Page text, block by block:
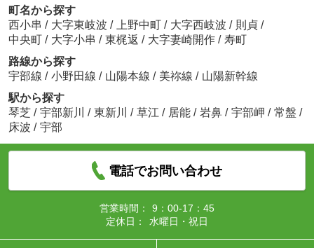
町名から探す
西小串 / 大字東岐波 / 上野中町 / 大字西岐波 / 則貞 /
中央町 / 大字小串 / 東梶返 / 大字妻崎開作 / 寿町
路線から探す
宇部線 / 小野田線 / 山陽本線 / 美祢線 / 山陽新幹線
駅から探す
琴芝 / 宇部新川 / 東新川 / 草江 / 居能 / 岩鼻 / 宇部岬 / 常盤 /
床波 / 宇部
電話でお問い合わせ
営業時間：
9：00-17：45
定休日：
水曜日・祝日